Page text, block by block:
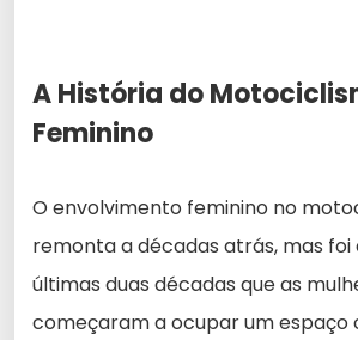
A História do
Feminino
O envolvimento feminino no
remonta a décadas atrás, mas foi
últimas duas décadas que as
começaram a ocupar um espaço